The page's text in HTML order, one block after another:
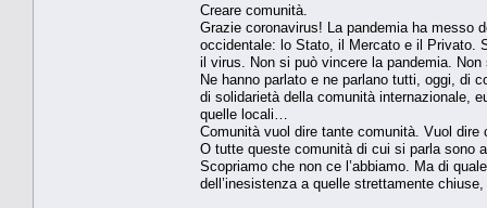
Creare comunità.
Grazie coronavirus! La pandemia ha messo
occidentale: lo Stato, il Mercato e il Privato.
il virus. Non si può vincere la pandemia.
Ne hanno parlato e ne parlano tutti, oggi, di
di solidarietà della comunità internazionale,
quelle locali…
Comunità vuol dire tante comunità. Vuol
O tutte queste comunità di cui si parla sono
Scopriamo che non ce l’abbiamo. Ma di
dell’inesistenza a quelle strettamente